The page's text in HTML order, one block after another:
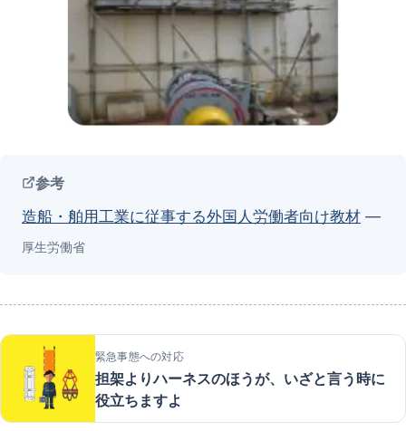
参考
造船・舶用工業に従事する外国人労働者向け教材 —
厚生労働省
緊急事態への対応
担架よりハーネスのほうが、いざと言う時に
役立ちますよ